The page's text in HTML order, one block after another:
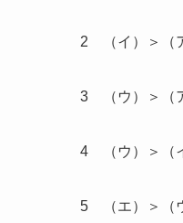
2 （イ）＞（
3 （ウ）＞（
4 （ウ）＞（
5 （エ）＞（